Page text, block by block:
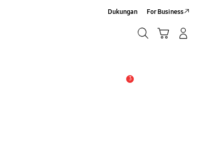
Dukungan For Business
3